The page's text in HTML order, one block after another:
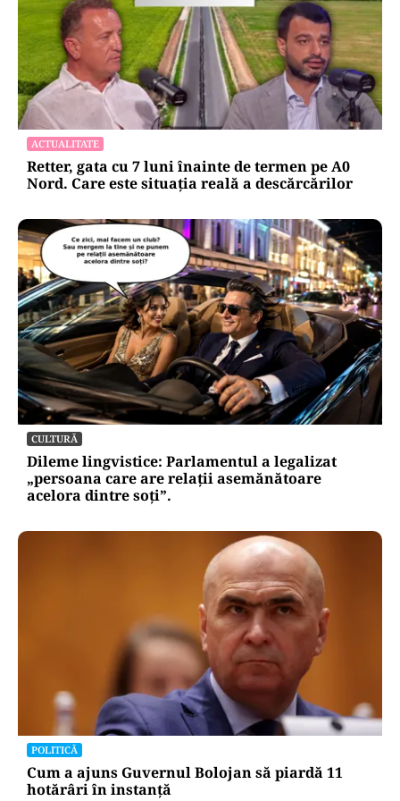
ACTUALITATE
Retter, gata cu 7 luni înainte de termen pe A0
Nord. Care este situația reală a descărcărilor
CULTURĂ
Dileme lingvistice: Parlamentul a legalizat
„persoana care are relații asemănătoare
acelora dintre soți”.
POLITICĂ
Cum a ajuns Guvernul Bolojan să piardă 11
hotărâri în instanță